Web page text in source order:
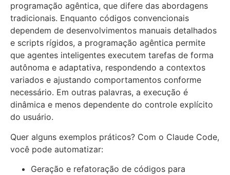
programação agêntica, que difere das abordagens
tradicionais. Enquanto códigos convencionais
dependem de desenvolvimentos manuais detalhados
e scripts rígidos, a programação agêntica permite
que agentes inteligentes executem tarefas de forma
autônoma e adaptativa, respondendo a contextos
variados e ajustando comportamentos conforme
necessário. Em outras palavras, a execução é
dinâmica e menos dependente do controle explícito
do usuário.
Quer alguns exemplos práticos? Com o Claude Code,
você pode automatizar:
Geração e refatoração de códigos para